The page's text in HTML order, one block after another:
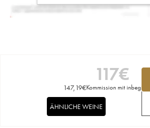
117€
147,19€Kommission mit inbegriffen
ÄHNLICHE WEINE